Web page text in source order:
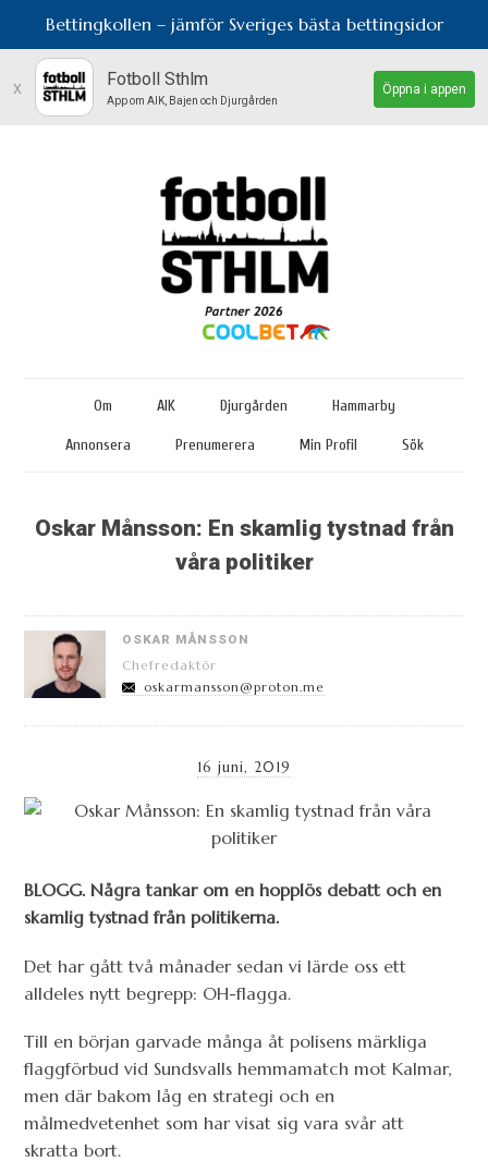
Bettingkollen – jämför Sveriges bästa bettingsidor
x Fotboll Sthlm
App om AIK, Bajen och Djurgården
Öppna i appen
Om AIK Djurgården Hammarby
Annonsera Prenumerera Min Profil Sök
Oskar Månsson: En skamlig tystnad från
våra politiker
OSKAR MÅNSSON
Chefredaktör
oskarmansson@proton.me
16 juni, 2019
BLOGG. Några tankar om en hopplös debatt och en
skamlig tystnad från politikerna.
Det har gått två månader sedan vi lärde oss ett
alldeles nytt begrepp: OH-flagga.
Till en början garvade många åt polisens märkliga
flaggförbud vid Sundsvalls hemmamatch mot Kalmar,
men där bakom låg en strategi och en
målmedvetenhet som har visat sig vara svår att
skratta bort.